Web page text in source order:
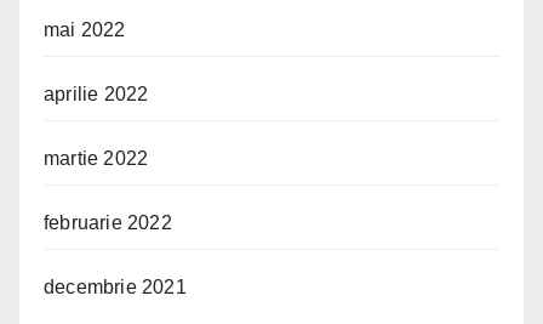
mai 2022
aprilie 2022
martie 2022
februarie 2022
decembrie 2021